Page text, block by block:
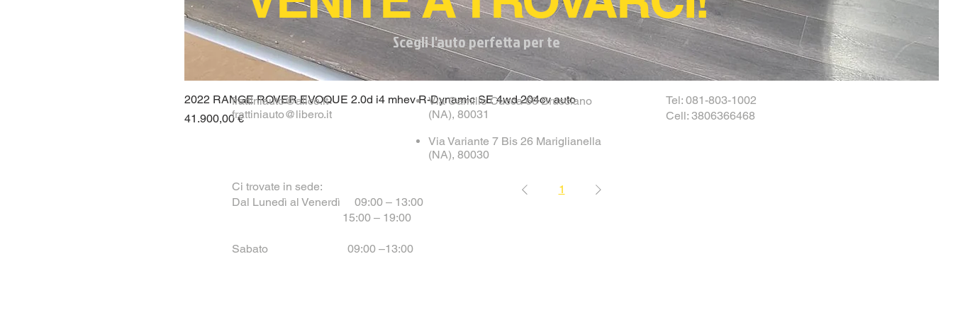
2022 RANGE ROVER EVOQUE 2.0d i4 mhev R-Dynamic SE 4wd 204cv auto
Prezzo
41.900,00 €
1
Scegli l'auto perfetta per te
frattiniauto@alice.it
frattiniauto@libero.it
Via Camillo Cucca 60Brusciano
(NA), 80031
Via Variante 7 Bis 26 Mariglianella
(NA), 80030
Tel: 081-803-1002
Cell: 3806366468
Ci trovate in sede:
Dal Lunedì al Venerdì 09:00 – 13:00
15:00 – 19:00
Sabato 09:00 –13:00